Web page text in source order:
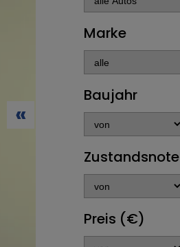
«
Marke
Baujahr
Zustandsnote
Preis (€)